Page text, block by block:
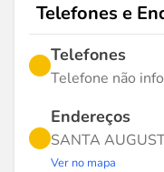
Telefones e
Telefones
Telefone não
Endereços
SANTA
Ver no mapa